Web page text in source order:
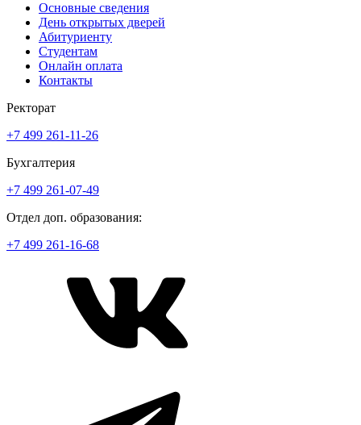
Основные сведения
День открытых дверей
Абитуриенту
Студентам
Онлайн оплата
Контакты
Ректорат
+7 499 261-11-26
Бухгалтерия
+7 499 261-07-49
Отдел доп. образования:
+7 499 261-16-68